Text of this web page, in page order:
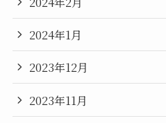
2024年1月
2023年12月
2023年11月